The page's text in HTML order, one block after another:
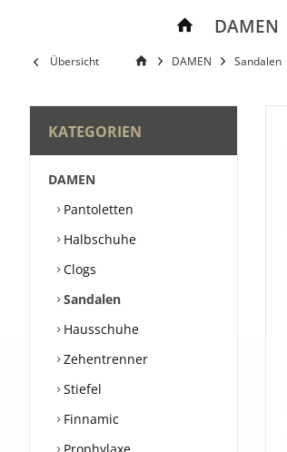
DAMEN
Übersicht DAMEN Sandalen
KATEGORIEN
DAMEN
Pantoletten
Halbschuhe
Clogs
Sandalen
Hausschuhe
Zehentrenner
Stiefel
Finnamic